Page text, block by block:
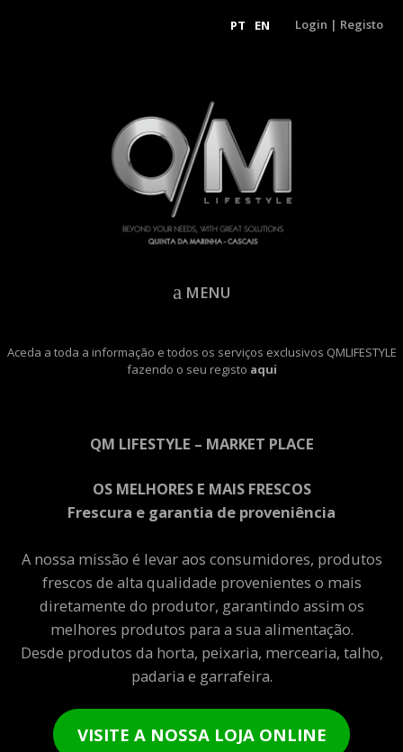
PT EN Login | Registo
MENU
Aceda a toda a informação e todos os serviços exclusivos QMLIFESTYLE
fazendo o seu registo aqui
QM LIFESTYLE – MARKET PLACE
OS MELHORES E MAIS FRESCOS
Frescura e garantia de proveniência
A nossa missão é levar aos consumidores, produtos
frescos de alta qualidade provenientes o mais
diretamente do produtor, garantindo assim os
melhores produtos para a sua alimentação.
Desde produtos da horta, peixaria, mercearia, talho,
padaria e garrafeira.
VISITE A NOSSA LOJA ONLINE